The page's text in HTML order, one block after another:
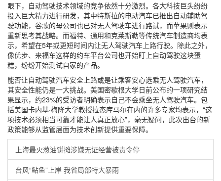
眼下，自动驾驶技术领域的竞争依然十分激烈。各大科技巨头纷纷
投入巨大精力进行研发，其中特斯拉的电动汽车已推出自动辅助驾
驶功能，谷歌的母公司也已对无人驾驶车进行路试，而苹果则表示
重新思考其战略。而福特、通用和克莱斯勒等传统汽车制造商均表
示，希望在5年或更短时间内让无人驾驶汽车上路行驶。除此之外，
像优步、来福车这样的约车平台公司也开始盯上自动驾驶这块蛋
糕，纷纷开始测试自家的产品。
能否让自动驾驶汽车安全上路或是让乘客安心选乘无人驾驶汽车，
其安全性能仍是一大挑战。美国密歇根大学日前公布的一项研究结
果显示，约23%的受访者明确表示自己不会乘坐无人驾驶汽车。包
括美国卡内基·梅隆大学教授拉杰库马尔在内的许多专家均表示，“这
项技术必须相当可靠才能让人真正放心”，毫无疑问，此次出台的新
政策能够从监管层面为技术创新提供重要保障。
上海最火葱油饼摊涉嫌无证经营被责令停
台风“鲇鱼”上岸 我省局部特大暴雨